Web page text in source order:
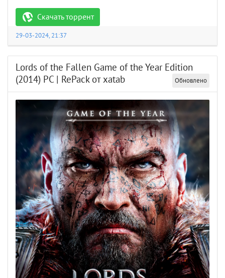
Скачать торрент
29-03-2024, 21:37
Lords of the Fallen Game of the Year Edition
(2014) PC | RePack от xatab
Обновлено